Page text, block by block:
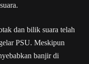
dan bilik suara telah
PSU. Meskipun
banjir di